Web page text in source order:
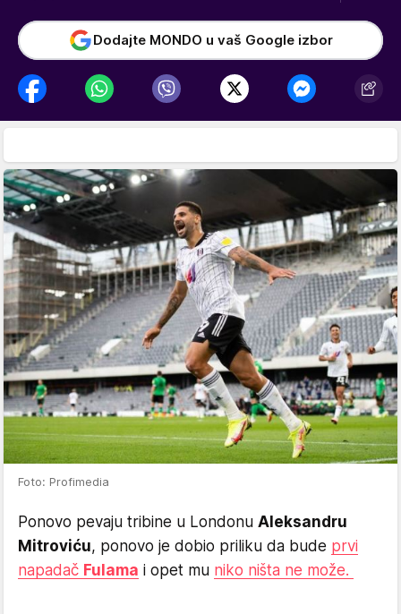
Dodajte MONDO u vaš Google izbor
Foto: Profimedia
Ponovo pevaju tribine u Londonu Aleksandru
Mitroviću, ponovo je dobio priliku da bude prvi
napadač Fulama i opet mu niko ništa ne može.